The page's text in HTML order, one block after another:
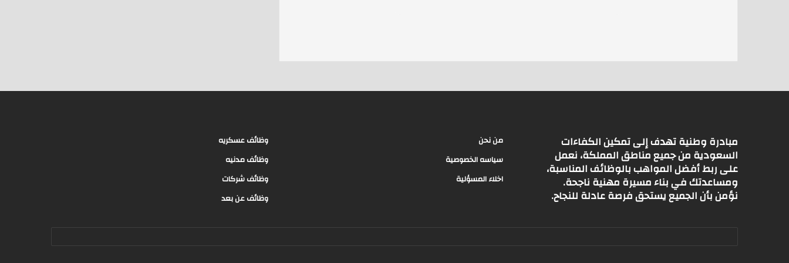
مبادرة وطنية تهدف إلى تمكين الكفاءات
السعودية من جميع مناطق المملكة، نعمل
على ربط أفضل المواهب بالوظائف المناسبة،
ومساعدتك في بناء مسيرة مهنية ناجحة.
نؤمن بأن الجميع يستحق فرصة عادلة للنجاح.
من نحن
سياسه الخصوصية
اخلاء المسؤلية
وظائف عسكريه
وظائف مدنيه
وظائف شركات
وظائف عن بعد